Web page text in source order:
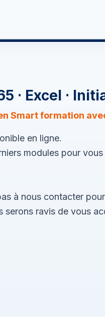
· Excel ·
Smart formation
en ligne.
modules pour
à nous contacter
ravis de vous